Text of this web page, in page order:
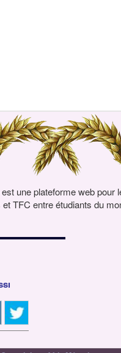
une plateforme web pour
TFC entre étudiants du